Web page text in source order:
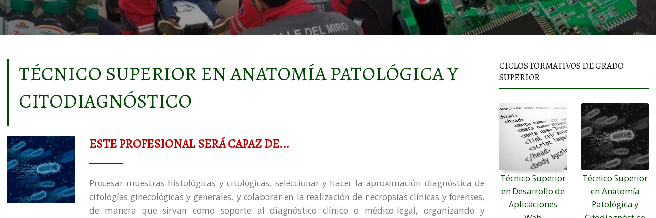
TÉCNICO SUPERIOR EN ANATOMÍA PATOLÓGICA Y
CITODIAGNÓSTICO
ESTE PROFESIONAL SERÁ CAPAZ DE...
Procesar muestras histológicas y citológicas, seleccionar y hacer la aproximación diagnóstica de
citologías ginecológicas y generales, y colaborar en la realización de necropsias clínicas y forenses,
de manera que sirvan como soporte al diagnóstico clínico o médico-legal, organizando y
CICLOS FORMATIVOS DE GRADO
SUPERIOR
Técnico Superior
en Desarrollo de
Aplicaciones
Técnico Superior
en Anatomía
Patológica y